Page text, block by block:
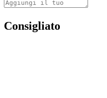
Consigliato